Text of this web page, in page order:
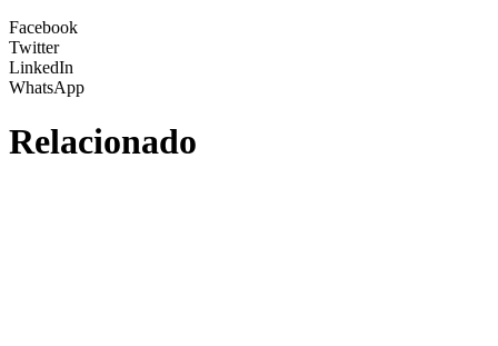
Facebook
Twitter
LinkedIn
WhatsApp
Relacionado